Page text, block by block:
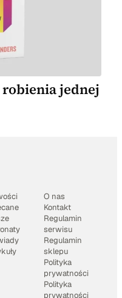
jednej
O nas
Kontakt
Regulamin
serwisu
Regulamin
sklepu
Polityka
prywatności
Polityka
prywatności